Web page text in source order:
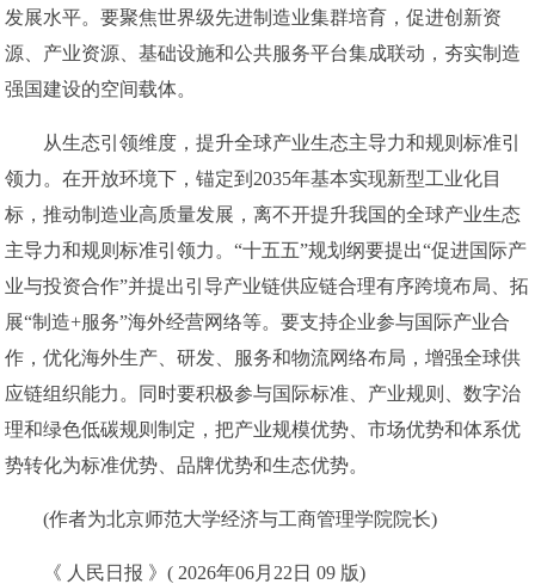
发展水平。要聚焦世界级先进制造业集群培育，促进创新资
源、产业资源、基础设施和公共服务平台集成联动，夯实制造
强国建设的空间载体。
从生态引领维度，提升全球产业生态主导力和规则标准引
领力。在开放环境下，锚定到2035年基本实现新型工业化目
标，推动制造业高质量发展，离不开提升我国的全球产业生态
主导力和规则标准引领力。“十五五”规划纲要提出“促进国际产
业与投资合作”并提出引导产业链供应链合理有序跨境布局、拓
展“制造+服务”海外经营网络等。要支持企业参与国际产业合
作，优化海外生产、研发、服务和物流网络布局，增强全球供
应链组织能力。同时要积极参与国际标准、产业规则、数字治
理和绿色低碳规则制定，把产业规模优势、市场优势和体系优
势转化为标准优势、品牌优势和生态优势。
(作者为北京师范大学经济与工商管理学院院长)
《 人民日报 》( 2026年06月22日 09 版)